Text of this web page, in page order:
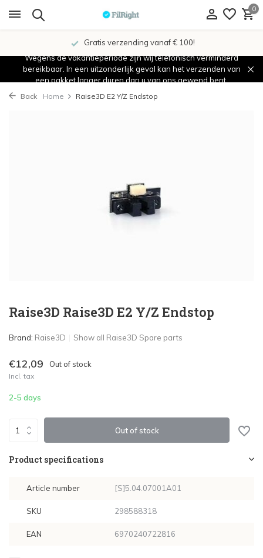
0
Gratis verzending vanaf € 100!
Wegens de vakantieperiode zijn wij telefonisch verminderd
bereikbaar. In een uitzonderlijk geval kan het verzenden van
een pakket langer duren dan u van ons gewend bent.
Back Home Raise3D E2 Y/Z Endstop
Raise3D Raise3D E2 Y/Z Endstop
Brand: Raise3D Show all Raise3D Spare parts
€12,09 Out of stock
Incl. tax
2-5 days
Out of stock
Product specifications
Article number [S]5.04.07001A01
SKU 298588318
EAN 6970240722816